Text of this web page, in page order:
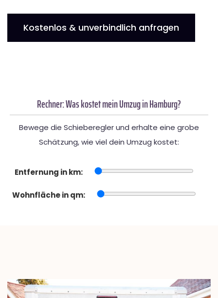
Kostenlos & unverbindlich anfragen
Rechner: Was kostet mein Umzug in Hamburg?
Bewege die Schieberegler und erhalte eine grobe
Schätzung, wie viel dein Umzug kostet:
Entfernung in km:
Wohnfläche in qm: